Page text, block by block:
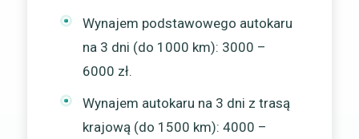
Wynajem podstawowego autokaru
na 3 dni (do 1000 km): 3000 –
6000 zł.
Wynajem autokaru na 3 dni z trasą
krajową (do 1500 km): 4000 –